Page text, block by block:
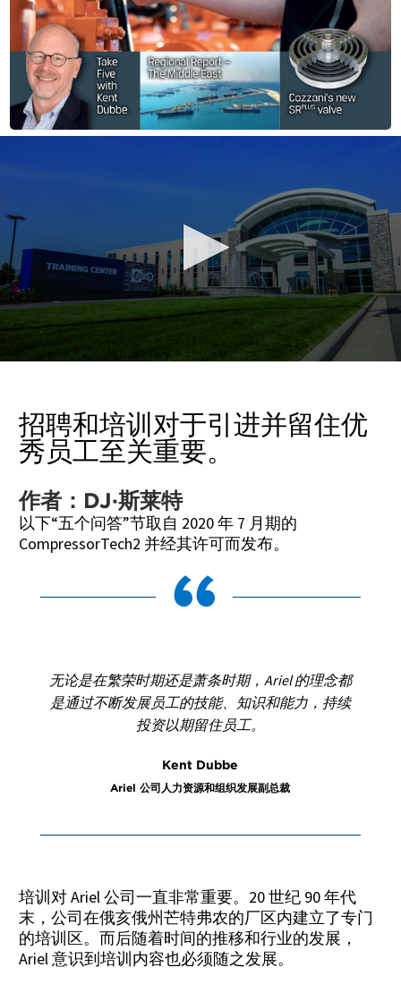
minutes,
seconds
招聘和培训对于引进并留住优
秀员工至关重要。
作者：DJ·斯莱特
以下“五个问答”节取自 2020 年 7 月期的
CompressorTech2 并经其许可而发布。
无论是在繁荣时期还是萧条时期，Ariel 的理念都
是通过不断发展员工的技能、知识和能力，持续
投资以期留住员工。
Kent Dubbe
Ariel 公司人力资源和组织发展副总裁
培训对 Ariel 公司一直非常重要。20 世纪 90 年代
末，公司在俄亥俄州芒特弗农的厂区内建立了专门
的培训区。而后随着时间的推移和行业的发展，
Ariel 意识到培训内容也必须随之发展。